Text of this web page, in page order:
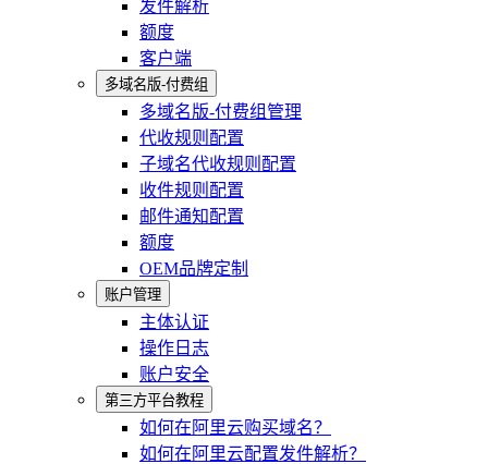
发件解析
额度
客户端
多域名版-付费组
多域名版-付费组管理
代收规则配置
子域名代收规则配置
收件规则配置
邮件通知配置
额度
OEM品牌定制
账户管理
主体认证
操作日志
账户安全
第三方平台教程
如何在阿里云购买域名？
如何在阿里云配置发件解析？